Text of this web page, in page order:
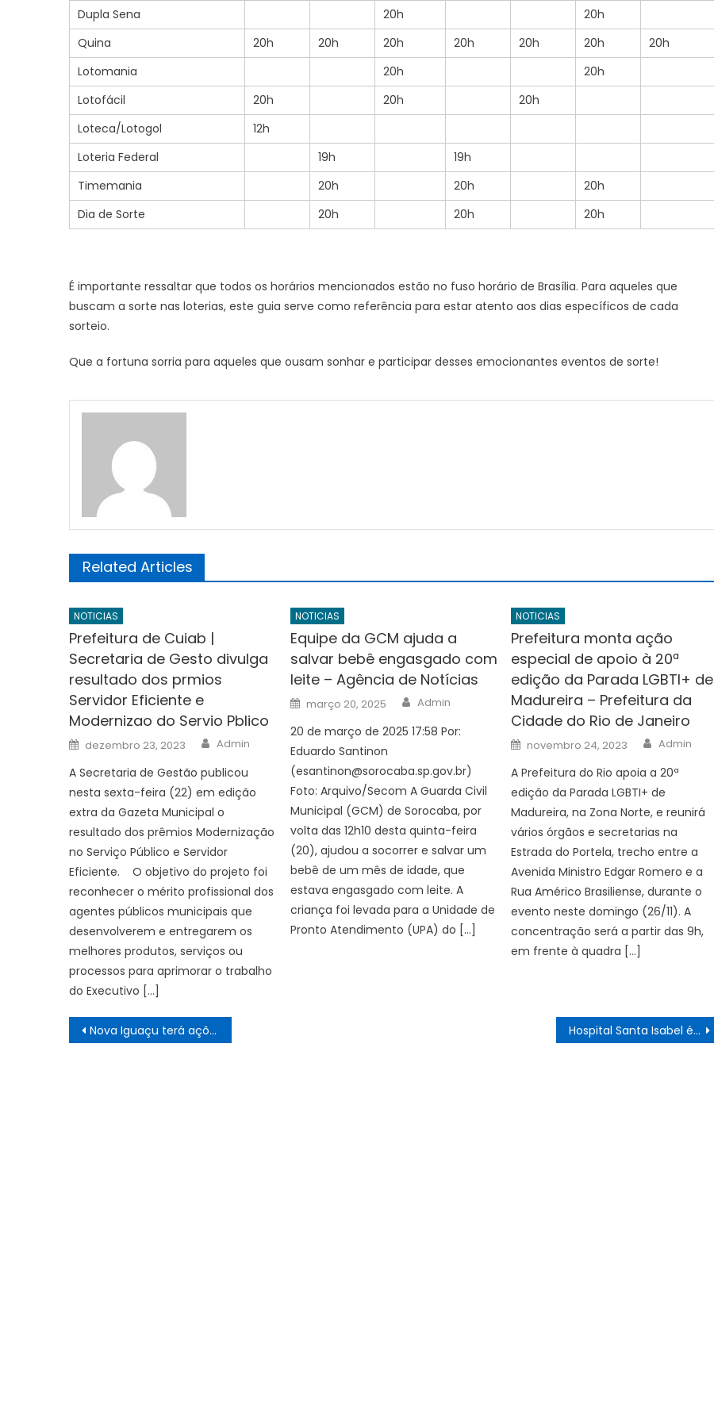
Dupla Sena
20h
20h
Quina
20h 20h 20h 20h 20h 20h
20h
Lotomania
20h
20h
Lotofácil
20h 20h
20h
Loteca/Lotogol
12h
Loteria Federal
19h
19h
Timemania
20h 20h
20h
Dia de Sorte
20h 20h 20h
É importante ressaltar que todos os horários mencionados estão no fuso horário de Brasília. Para aqueles que
buscam a sorte nas loterias, este guia serve como referência para estar atento aos dias específicos de cada
sorteio.
Que a fortuna sorria para aqueles que ousam sonhar e participar desses emocionantes eventos de sorte!
Related Articles
NOTICIAS
Prefeitura de Cuiab |
Secretaria de Gesto divulga
resultado dos prmios
Servidor Eficiente e
Modernizao do Servio Pblico
Posted
on
dezembro 23, 2023 Author
Admin
A Secretaria de Gestão publicou
nesta sexta-feira (22) em edição
extra da Gazeta Municipal o
resultado dos prêmios Modernização
no Serviço Público e Servidor
Eficiente. O objetivo do projeto foi
reconhecer o mérito profissional dos
agentes públicos municipais que
desenvolverem e entregarem os
melhores produtos, serviços ou
processos para aprimorar o trabalho
do Executivo […]
NOTICIAS
Equipe da GCM ajuda a
salvar bebê engasgado com
leite – Agência de Notícias
Posted
on
março 20, 2025 Author
Admin
20 de março de 2025 17:58 Por:
Eduardo Santinon
(esantinon@sorocaba.sp.gov.br)
Foto: Arquivo/Secom A Guarda Civil
Municipal (GCM) de Sorocaba, por
volta das 12h10 desta quinta-feira
(20), ajudou a socorrer e salvar um
bebê de um mês de idade, que
estava engasgado com leite. A
criança foi levada para a Unidade de
Pronto Atendimento (UPA) do […]
NOTICIAS
Prefeitura monta ação
especial de apoio à 20ª
edição da Parada LGBTI+ de
Madureira – Prefeitura da
Cidade do Rio de Janeiro
Posted
on
novembro 24, 2023 Author
Admin
A Prefeitura do Rio apoia a 20ª
edição da Parada LGBTI+ de
Madureira, na Zona Norte, e reunirá
vários órgãos e secretarias na
Estrada do Portela, trecho entre a
Avenida Ministro Edgar Romero e a
Rua Américo Brasiliense, durante o
evento neste domingo (26/11). A
concentração será a partir das 9h,
em frente à quadra […]
Navegação
de
Nova Iguaçu terá ações pelo Dia Internacional da Mulher neste sábado (8) Hospital Santa Isabel é selecionado para participar de projeto do Hospital Oswaldo Cruz e Anvisa